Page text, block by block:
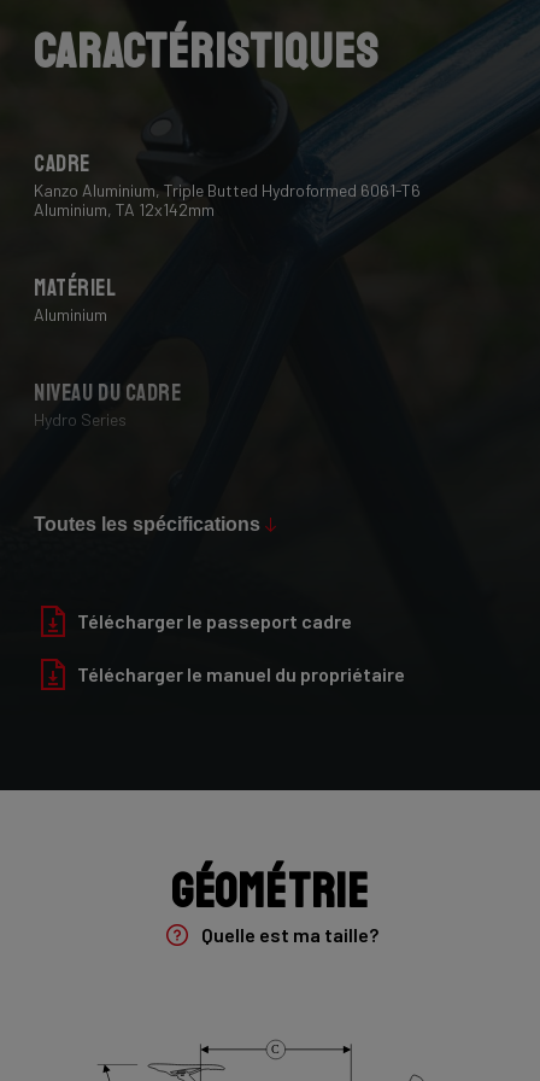
Enfin, nous utilisons une "soudure à plat à double
passe” dans des endroits cruciaux pour une résistance
accrue et une finition nette - un must absolu pour les
Caractéristiques
Cadre
Kanzo Aluminium, Triple Butted Hydroformed 6061-T6
Aluminium, TA 12x142mm
Matériel
Aluminium
Niveau du cadre
Hydro Series
42 mm
Finition
Glossy
Derailleur arriere
Shimano GRX 810 , 11s , Medium Cage (34T)
Shimano GRX600 , 11s , 172,5 , 46-30
Toutes les spécifications
Télécharger le passeport cadre
Télécharger le manuel du propriétaire
Géométrie
Quelle est ma taille?
C